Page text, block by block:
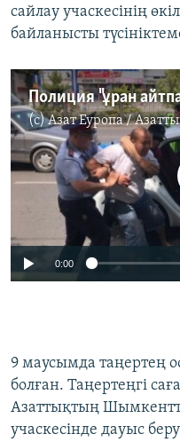
сайлау учаскесінің
байланысты
(c)Азат Еуропа /
No media
0:00
​9 маусымда таңертең
болған. Таңертеңгі
Азаттықтың
учаскесінде дауыс